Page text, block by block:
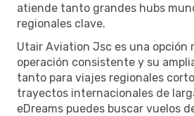
atiende tanto grandes hubs
regionales clave.
Utair Aviation Jsc es una opción
operación consistente y su
tanto para viajes regionales
trayectos internacionales de
eDreams puedes buscar vuelos